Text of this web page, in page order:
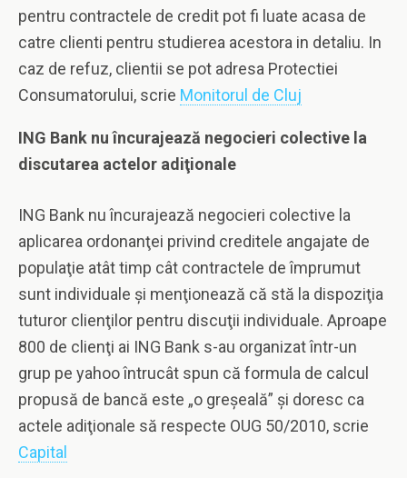
pentru contractele de credit pot fi luate acasa de
catre clienti pentru studierea acestora in detaliu. In
caz de refuz, clientii se pot adresa Protectiei
Consumatorului, scrie Monitorul de Cluj
ING Bank nu încurajează negocieri colective la
discutarea actelor adiţionale
ING Bank nu încurajează negocieri colective la
aplicarea ordonanţei privind creditele angajate de
populaţie atât timp cât contractele de împrumut
sunt individuale şi menţionează că stă la dispoziţia
tuturor clienţilor pentru discuţii individuale. Aproape
800 de clienţi ai ING Bank s-au organizat într-un
grup pe yahoo întrucât spun că formula de calcul
propusă de bancă este „o greşeală” şi doresc ca
actele adiţionale să respecte OUG 50/2010, scrie
Capital